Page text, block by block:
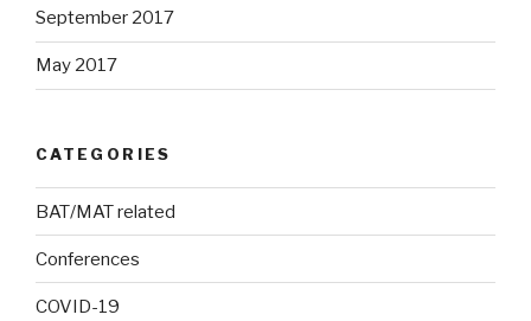
September 2017
May 2017
CATEGORIES
BAT/MAT related
Conferences
COVID-19